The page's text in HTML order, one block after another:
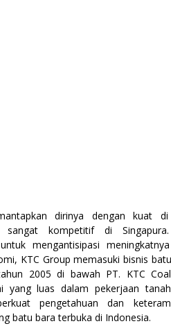
dirinya dengan kuat
sangat kompetitif di
mengantisipasi
KTC Group memasuki bisnis
2005 di bawah PT. KTC
yang luas dalam pekerjaan
pengetahuan dan
batu bara terbuka di Indonesia.